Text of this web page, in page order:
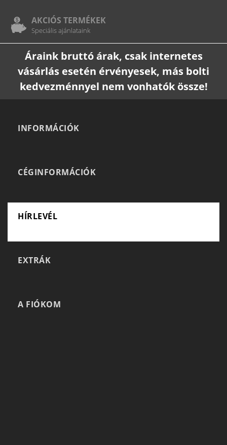
AKCIÓS TERMÉKEK
Speciális ajánlataink
Áraink bruttó árak, csak internetes
vásárlás esetén érvényesek, más bolti
kedvezménnyel nem vonhatók össze!
INFORMÁCIÓK
CÉGINFORMÁCIÓK
HÍRLEVÉL
EXTRÁK
A FIÓKOM